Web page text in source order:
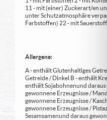
11 - mit (einer) Zuckerart/en
unter Schutzatmosphäre
Farbstoffen) 22 - mit
Allergene:
A - enthält Glutenhaltiges
Getreide / Dinkel B - enthält
enthält Sojabohnen und
gewonnene Erzeugnisse /
gewonnene Erzeugnisse /
gewonnene Erzeugnisse /
Sesamsamen und daraus